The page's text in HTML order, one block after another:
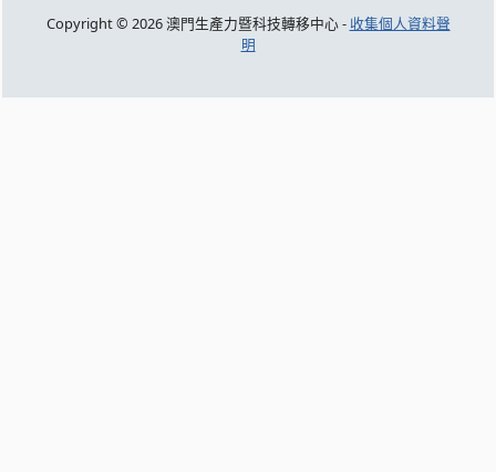
Copyright © 2026 澳門生產力暨科技轉移中心 - 收集個人資料聲
明